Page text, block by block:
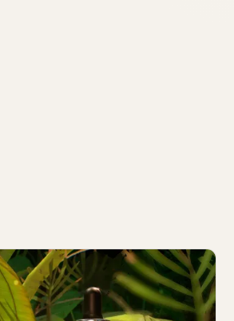
Pododisc M 100 grain (50
pièces)